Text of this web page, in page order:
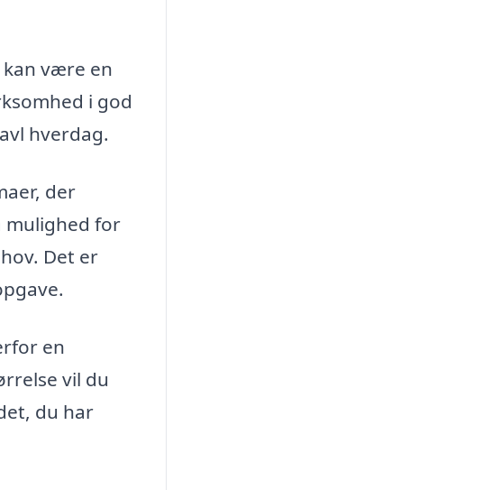
være en
i god
hverdag.
der
mulighed for
Det er
en
vil du
du har